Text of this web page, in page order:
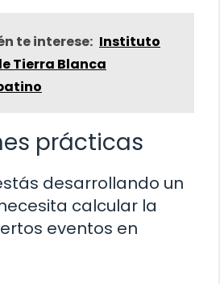
te interese: Instituto
Tierra Blanca
prácticas
desarrollando un
calcular la
eventos en